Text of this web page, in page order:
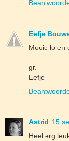
Eefje
Mooie lo en
gr.
Eefje
Astrid 15
Heel erg